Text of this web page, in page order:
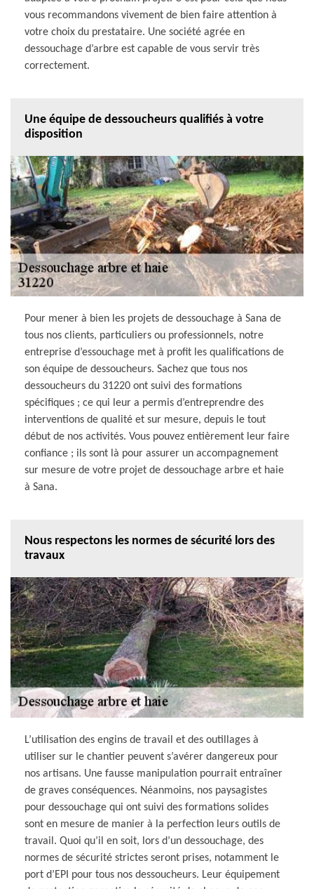
vous recommandons vivement de bien faire attention à
votre choix du prestataire. Une société agrée en
dessouchage d’arbre est capable de vous servir très
correctement.
Une équipe de dessoucheurs qualifiés à votre
disposition
Pour mener à bien les projets de dessouchage à Sana de
tous nos clients, particuliers ou professionnels, notre
entreprise d’essouchage met à profit les qualifications de
son équipe de dessoucheurs. Sachez que tous nos
dessoucheurs du 31220 ont suivi des formations
spécifiques ; ce qui leur a permis d’entreprendre des
interventions de qualité et sur mesure, depuis le tout
début de nos activités. Vous pouvez entièrement leur faire
confiance ; ils sont là pour assurer un accompagnement
sur mesure de votre projet de dessouchage arbre et haie
à Sana.
Nous respectons les normes de sécurité lors des
travaux
L’utilisation des engins de travail et des outillages à
utiliser sur le chantier peuvent s’avérer dangereux pour
nos artisans. Une fausse manipulation pourrait entraîner
de graves conséquences. Néanmoins, nos paysagistes
pour dessouchage qui ont suivi des formations solides
sont en mesure de manier à la perfection leurs outils de
travail. Quoi qu’il en soit, lors d’un dessouchage, des
normes de sécurité strictes seront prises, notamment le
port d’EPI pour tous nos dessoucheurs. Leur équipement